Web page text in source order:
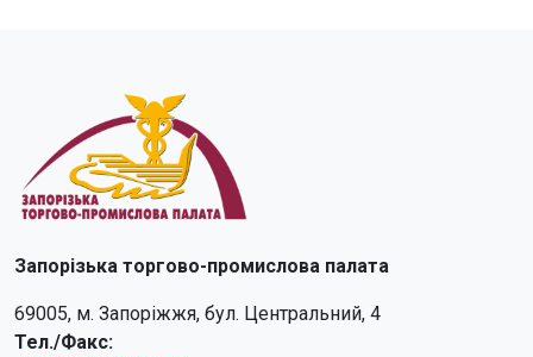
Запорізька торгово-промислова палата
69005, м. Запоріжжя, бул. Центральний, 4
Тел./Факс: